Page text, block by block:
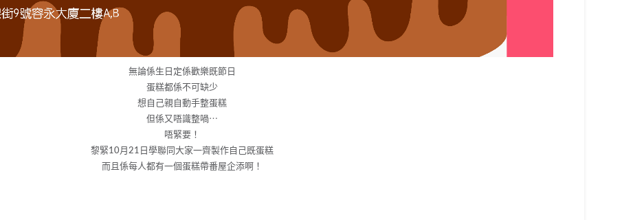
無論係生日定係歡樂既節日
蛋糕都係不可缺少
想自己親自動手整蛋糕
但係又唔識整喎⋯
唔緊要！
黎緊10月21日學聯同大家一齊製作自己既蛋糕
而且係每人都有一個蛋糕帶番屋企添啊！